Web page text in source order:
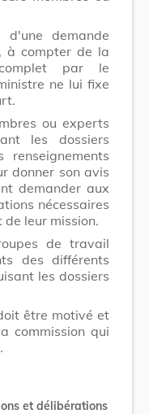
d'une demande
à compter de la
par le
ne lui fixe
ou experts
les dossiers
donner son avis
demander aux
nécessaires
leur mission.
de travail
des différents
les dossiers
être motivé et
commission qui
et délibérations